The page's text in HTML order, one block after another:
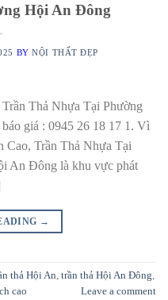
Hội An Đông
BYNỘI THẤT ĐẸP
Thả Nhựa Tại Phường
giá : 0945 26 18 17 1. Vì
Cao, Trần Thả Nhựa Tại
An Đông là khu vực phát
→
thả Hội An, trần thả Hội An Đông,
cao Leave a comment